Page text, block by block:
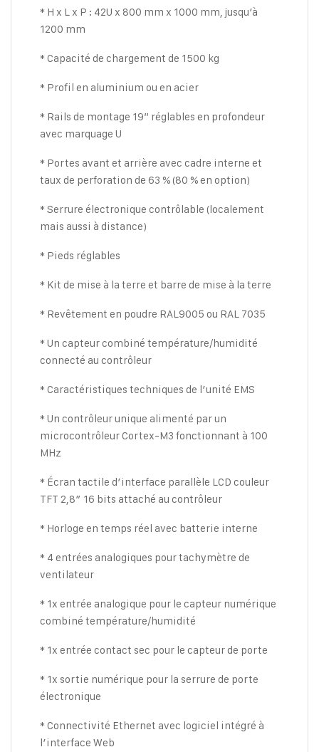
* H x L x P : 42U x 800 mm x 1000 mm, jusqu’à
1200 mm
* Capacité de chargement de 1500 kg
* Profil en aluminium ou en acier
* Rails de montage 19” réglables en profondeur
avec marquage U
* Portes avant et arrière avec cadre interne et
taux de perforation de 63 % (80 % en option)
* Serrure électronique contrôlable (localement
mais aussi à distance)
* Pieds réglables
* Kit de mise à la terre et barre de mise à la terre
* Revêtement en poudre RAL9005 ou RAL 7035
* Un capteur combiné température/humidité
connecté au contrôleur
* Caractéristiques techniques de l’unité EMS
* Un contrôleur unique alimenté par un
microcontrôleur Cortex-M3 fonctionnant à 100
MHz
* Écran tactile d’interface parallèle LCD couleur
TFT 2,8″ 16 bits attaché au contrôleur
* Horloge en temps réel avec batterie interne
* 4 entrées analogiques pour tachymètre de
ventilateur
* 1x entrée analogique pour le capteur numérique
combiné température/humidité
* 1x entrée contact sec pour le capteur de porte
* 1x sortie numérique pour la serrure de porte
électronique
* Connectivité Ethernet avec logiciel intégré à
l’interface Web